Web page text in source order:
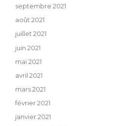
septembre 2021
août 2021
juillet 2021
juin 2021
mai 2021
avril 2021
mars 2021
février 2021
janvier 2021